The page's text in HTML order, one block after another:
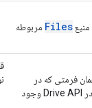
: [
date
:
"timeZone":
Files مربوطه
فرمتی که در
در Drive API وجود